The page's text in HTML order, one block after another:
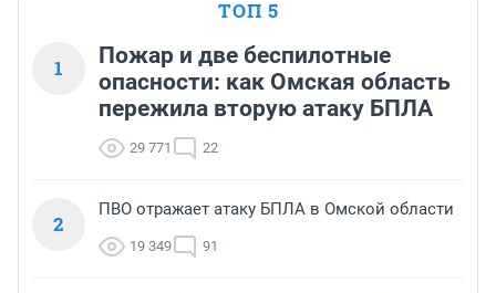
ТОП 5
1
Пожар и две беспилотные
опасности: как Омская область
пережила вторую атаку БПЛА
29 771 22
2
ПВО отражает атаку БПЛА в Омской области
19 349 91